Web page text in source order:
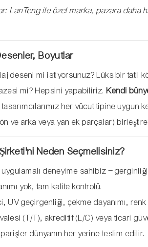
LanTeng ile özel marka, pazara daha
Boyutlar
deseni mi istiyorsunuz? Lüks bir tatil
mi? Hepsini yapabiliriz.Kendi
tasarımcılarımız her vücut tipine
ve arka veya yan ek parçalar)
Neden Seçmelisiniz?
uygulamalı deneyime sahibiz –
yok, tam kalite kontrolü.
UV geçirgenliği, çekme dayanımı, renk
(T/T), akreditif (L/C) veya ticari
dünyanın her yerine teslim edilir.